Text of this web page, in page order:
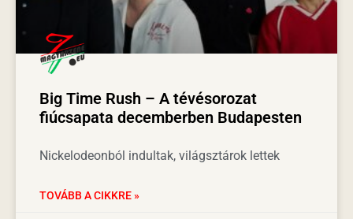
Big Time Rush – A tévésorozat
fiúcsapata decemberben Budapesten
Nickelodeonból indultak, világsztárok lettek
TOVÁBB A CIKKRE »